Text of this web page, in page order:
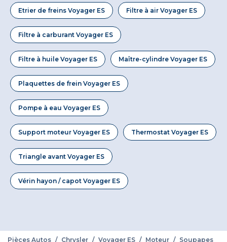
Etrier de freins Voyager ES Filtre à air Voyager ES
Filtre à carburant Voyager ES
Filtre à huile Voyager ES Maître-cylindre Voyager ES
Plaquettes de frein Voyager ES
Pompe à eau Voyager ES
Support moteur Voyager ES Thermostat Voyager ES
Triangle avant Voyager ES
Vérin hayon / capot Voyager ES
Pièces Autos / Chrysler / Voyager ES / Moteur / Soupapes